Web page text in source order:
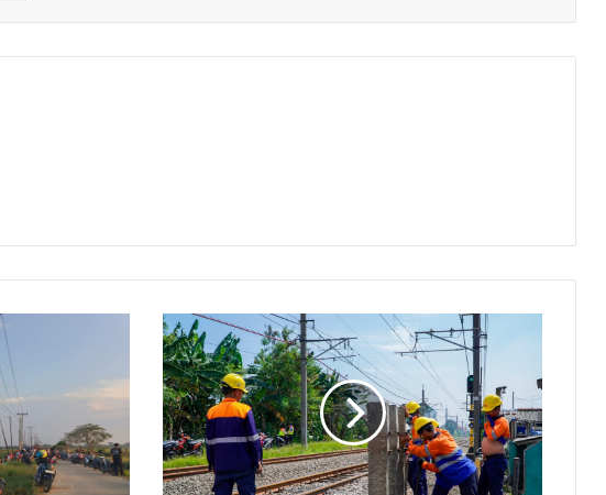
PT
KAI
Bakal
Tutup
Dua
Perlintasan
Kereta
Api